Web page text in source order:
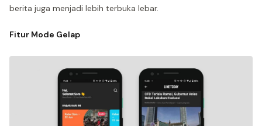
berita juga menjadi lebih terbuka lebar.
Fitur Mode Gelap